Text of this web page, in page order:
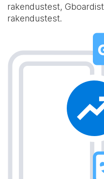
rakendustest,
rakendustest.